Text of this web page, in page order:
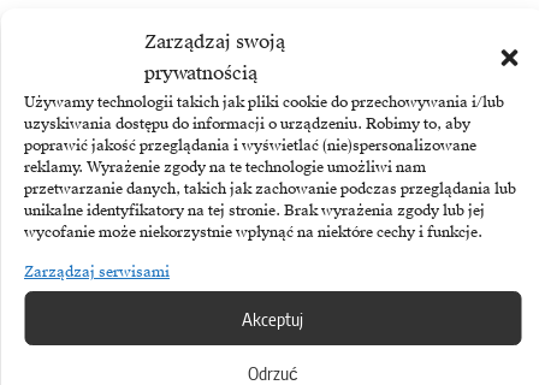
Zarządzaj swoją
prywatnością
Używamy technologii takich jak pliki cookie do przechowywania i/lub
uzyskiwania dostępu do informacji o urządzeniu. Robimy to, aby
poprawić jakość przeglądania i wyświetlać (nie)spersonalizowane
reklamy. Wyrażenie zgody na te technologie umożliwi nam
przetwarzanie danych, takich jak zachowanie podczas przeglądania lub
unikalne identyfikatory na tej stronie. Brak wyrażenia zgody lub jej
wycofanie może niekorzystnie wpłynąć na niektóre cechy i funkcje.
Zarządzaj serwisami
Akceptuj
Odrzuć
TEMATY:DystrybucjaNestmedic NewConnect
Telemedycyna Wdrożenie
Biuletyn